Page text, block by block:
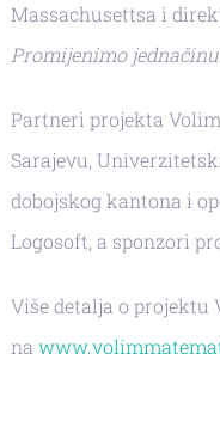
Massachusettsa i
Promijenimo
Partneri projekta
Sarajevu,
dobojskog kantona i
Logosoft, a sponzori
Više detalja o
na